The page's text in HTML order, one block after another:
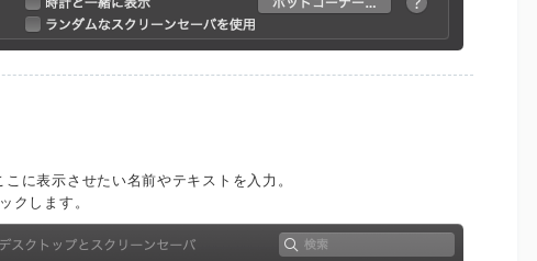
に表示させたい名前やテキストを入力。
クします。